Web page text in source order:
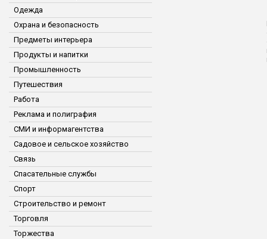
Одежда
Охрана и безопасность
Предметы интерьера
Продукты и напитки
Промышленность
Путешествия
Работа
Реклама и полиграфия
СМИ и информагентства
Садовое и сельское хозяйство
Связь
Спасательные службы
Спорт
Строительство и ремонт
Торговля
Торжества